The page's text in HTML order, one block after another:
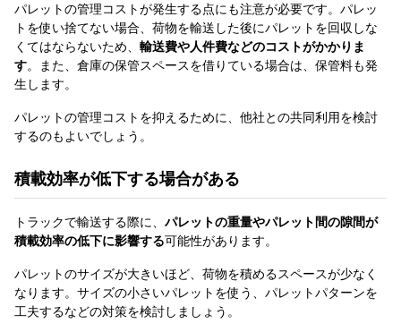
パレットの管理コストが発生する点にも注意が必要です。パレッ
トを使い捨てない場合、荷物を輸送した後にパレットを回収しな
くてはならないため、 輸送費や人件費などのコストがかかりま
す。また、倉庫の保管スペースを借りている場合は、保管料も発
生します。
パレットの管理コストを抑えるために、他社との共同利用を検討
するのもよいでしょう。
積載効率が低下する場合がある
トラックで輸送する際に、 パレットの重量やパレット間の隙間が
積載効率の低下に影響する可能性があります。
パレットのサイズが大きいほど、荷物を積めるスペースが少なく
なります。サイズの小さいパレットを使う、パレットパターンを
工夫するなどの対策を検討しましょう。